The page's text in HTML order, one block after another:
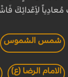
مُعادِياً لاَِعْدائِكَ
شمس الشموس
الامام الرضا (ع)